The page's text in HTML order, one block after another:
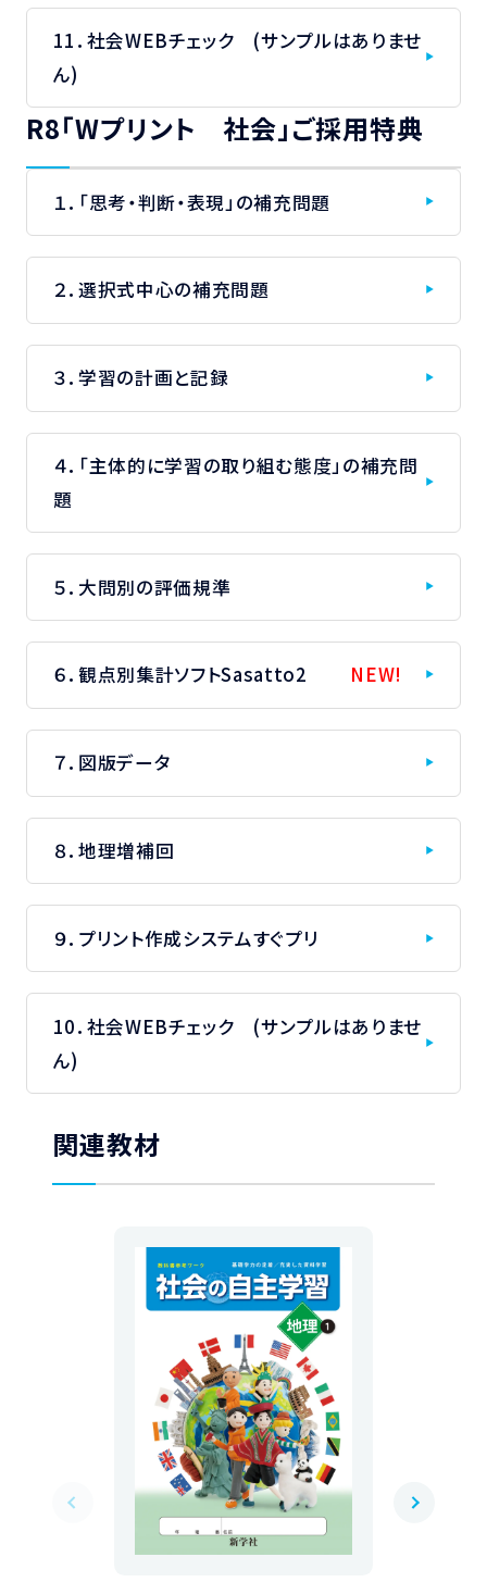
11．社会WEBチェック (サンプルはありませ
ん)
R8「Wプリント 社会」ご採用特典
１．「思考・判断・表現」の補充問題
２．選択式中心の補充問題
３．学習の計画と記録
４．「主体的に学習の取り組む態度」の補充問
題
５．大問別の評価規準
６．観点別集計ソフトSasatto2 NEW!
７．図版データ
８．地理増補回
９．プリント作成システムすぐプリ
10．社会WEBチェック (サンプルはありませ
ん)
関連教材